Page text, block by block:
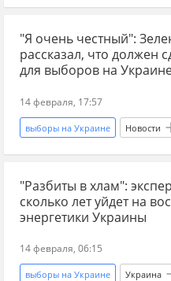
новости СВО наступление
война на Украине ДНР
Белгород Белгородская
Украина
Владимир Зеленский
ТЦК мобилизация на
"Я очень честный":
рассказал, что должен
для выборов на
14 февраля, 17:57
выборы на Украине Новости
США Киев Владимир
Дональд Трамп Владимир
Украина.ру Вооруженные
постсоветское пространство
"Разбиты в хлам":
сколько лет уйдет на
энергетики Украины
14 февраля, 06:15
выборы на Украине Украина